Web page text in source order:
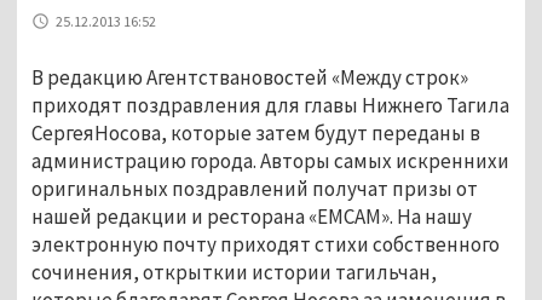
25.12.2013 16:52
В редакцию Агентствановостей «Между строк»
приходят поздравления для главы Нижнего Тагила
СергеяНосова, которые затем будут переданы в
администрацию города. Авторы самых искреннихи
оригинальных поздравлений получат призы от
нашей редакции и ресторана «ЕМСАМ». На нашу
электронную почту приходят стихи собственного
сочинения, открыткии истории тагильчан,